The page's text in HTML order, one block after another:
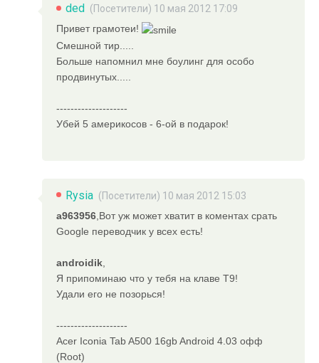
ded
(Посетители) 10 мая 2012 17:09
Привет грамотеи!
Смешной тир.....
Больше напомнил мне боулинг для особо
продвинутых.....
--------------------
Убей 5 америкосов - 6-ой в подарок!
Rysia (Посетители) 10 мая 2012 15:03
a963956 ,Вот уж может хватит в коментах срать
Google переводчик у всех есть!
androidik
Я припоминаю что у тебя на клаве Т9!
Удали его не позорься!
--------------------
Acer Iconia Tab A500 16gb Android 4.03 офф
(Root)